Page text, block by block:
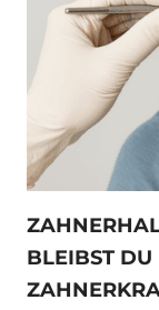
BLEIBST DU